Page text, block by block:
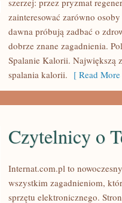
PORADNIK
SUPLEMENTACYJNY
szerzej: przez pryzmat
zainteresować zarówno
dawna próbują zadbać o
dobrze znane zagadnienia.
Spalanie Kalorii. Największą
spalania kalorii. [ Read
Czytelnicy o
Internat.com.pl to
wszystkim zagadnieniom,
sprzętu elektronicznego.